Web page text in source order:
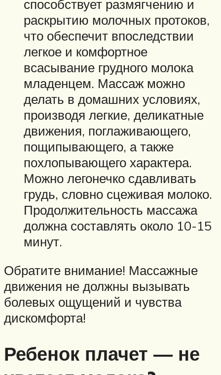
способствует размягчению и
раскрытию молочных протоков,
что обеспечит впоследствии
легкое и комфортное
всасывание грудного молока
младенцем. Массаж можно
делать в домашних условиях,
производя легкие, деликатные
движения, поглаживающего,
пощипывающего, а также
похлопывающего характера.
Можно легонечко сдавливать
грудь, словно сцеживая молоко.
Продолжительность массажа
должна составлять около 10-15
минут.
Обратите внимание! Массажные
движения не должны вызывать
болевых ощущений и чувства
дискомфорта!
Ребенок плачет — не